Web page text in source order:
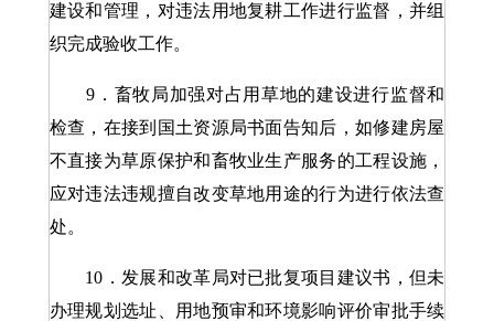
建设和管理，对违法用地复耕工作进行监督，并组
织完成验收工作。
9．畜牧局加强对占用草地的建设进行监督和
检查，在接到国土资源局书面告知后，如修建房屋
不直接为草原保护和畜牧业生产服务的工程设施，
应对违法违规擅自改变草地用途的行为进行依法查
处。
10．发展和改革局对已批复项目建议书，但未
办理规划选址、用地预审和环境影响评价审批手续